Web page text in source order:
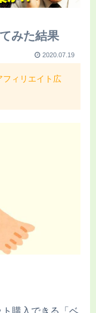
みた結果
2020.07.19
フィリエイト広
ト購入できる「ベ